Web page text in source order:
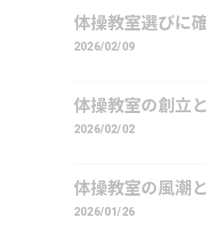
体操教室選びに
2026/02/09
体操教室の創立
2026/02/02
体操教室の風潮
2026/01/26